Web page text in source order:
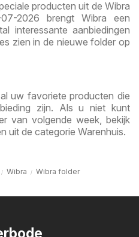
producten uit de Wibra
2026 brengt Wibra een
interessante aanbiedingen
zien in de nieuwe folder op
uw favoriete producten die
zijn. Als u niet kunt
van volgende week, bekijk
uit de categorie Warenhuis.
Wibra Wibra folder